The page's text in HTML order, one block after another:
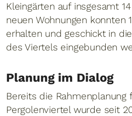
Kleingärten auf insgesamt
neuen Wohnungen konnten
erhalten und geschickt in
des Viertels eingebunden
Planung im Dialog
Bereits die Rahmenplanung
Pergolenviertel wurde seit